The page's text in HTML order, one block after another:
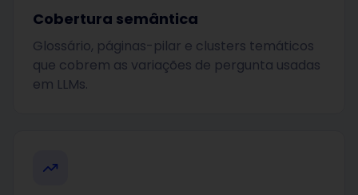
Cobertura semântica
Glossário, páginas-pilar e clusters temáticos
que cobrem as variações de pergunta usadas
em LLMs.